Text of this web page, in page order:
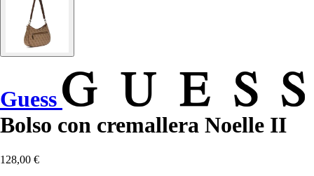
Guess
Bolso con cremallera Noelle II
128,00 €